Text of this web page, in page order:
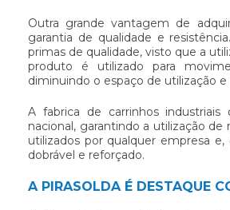
Outra grande vantagem de
garantia de qualidade e
primas de qualidade, visto que a
produto é utilizado para
diminuindo o espaço de utilização
A fabrica de carrinhos industriais
nacional, garantindo a utilização
utilizados por qualquer empresa
dobrável e reforçado.
A PIRASOLDA É DESTAQUE